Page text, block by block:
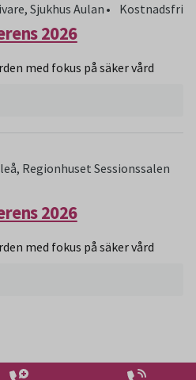
2026
Sjukhus Aulan Kostnadsfri
med fokus på säker vård
2026
Regionhuset Sessionssalen
med fokus på säker vård